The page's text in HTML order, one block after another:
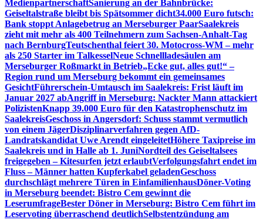
MedienpartnerschaftSanierung an der Bahnbrücke:
Geiseltalstraße bleibt bis Spätsommer dicht34.000 Euro futsch:
Bank stoppt Anlagebetrug an Merseburger PaarSaalekreis
zieht mit mehr als 400 Teilnehmern zum Sachsen-Anhalt-Tag
nach BernburgTeutschenthal feiert 30. Motocross-WM – mehr
als 250 Starter im TalkesselNeue Schnellladesäulen am
Merseburger Roßmarkt in Betrieb„Ecke gut, alles gut!“ –
Region rund um Merseburg bekommt ein gemeinsames
GesichtFührerschein-Umtausch im Saalekreis: Frist läuft im
Januar 2027 abAngriff in Merseburg: Nackter Mann attackiert
PolizistenKnapp 39.000 Euro für den Katastrophenschutz im
SaalekreisGeschoss in Angersdorf: Schuss stammt vermutlich
von einem JägerDisziplinarverfahren gegen AfD-
Landratskandidat Uwe Arendt eingeleitetHöhere Taxipreise im
Saalekreis und in Halle ab 1. JuniNordteil des Geiseltalsees
freigegeben – Kitesurfen jetzt erlaubtVerfolgungsfahrt endet im
Fluss – Männer hatten Kupferkabel geladenGeschoss
durchschlägt mehrere Türen in EinfamilienhausDöner-Voting
in Merseburg beendet: Bistro Cem gewinnt die
LeserumfrageBester Döner in Merseburg: Bistro Cem führt im
Leservoting überraschend deutlichSelbstentzündung am